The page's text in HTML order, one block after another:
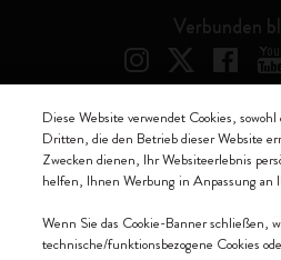
Verbunden
Moleskine ® ist ein eingetragenes
socio unico
Italia - P. IVA / CCIAA n. 07234480965
Soc. €2.181.513,42
Diese Website verwendet Cookies, sowohl
Dritten, die den Betrieb dieser Website
Zwecken dienen, Ihr Websiteerlebnis
helfen, Ihnen Werbung in Anpassung an
Wenn Sie das Cookie-Banner schließen,
technische/funktionsbezogene Cookies